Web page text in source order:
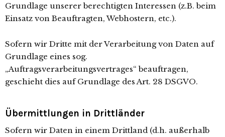
Grundlage unserer berechtigten Interessen (z.B. beim
Einsatz von Beauftragten, Webhostern, etc.).
Sofern wir Dritte mit der Verarbeitung von Daten auf
Grundlage eines sog.
„Auftragsverarbeitungsvertrages“ beauftragen,
geschieht dies auf Grundlage des Art. 28 DSGVO.
Übermittlungen in Drittländer
Sofern wir Daten in einem Drittland (d.h. außerhalb